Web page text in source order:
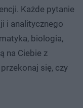
Każde pytanie
i analitycznego
biologia,
na Ciebie z
się, czy